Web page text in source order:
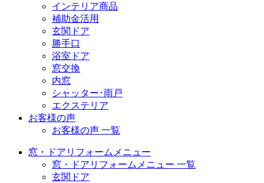
インテリア商品
補助金活用
玄関ドア
勝手口
浴室ドア
窓交換
内窓
シャッター･雨戸
エクステリア
お客様の声
お客様の声 一覧
窓・ドアリフォームメニュー
窓・ドアリフォームメニュー 一覧
玄関ドア